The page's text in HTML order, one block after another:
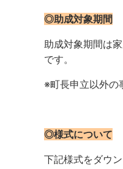
◎助成対象期間
助成対象期間は
です。
※町長申立以外の
◎様式について
下記様式をダウ